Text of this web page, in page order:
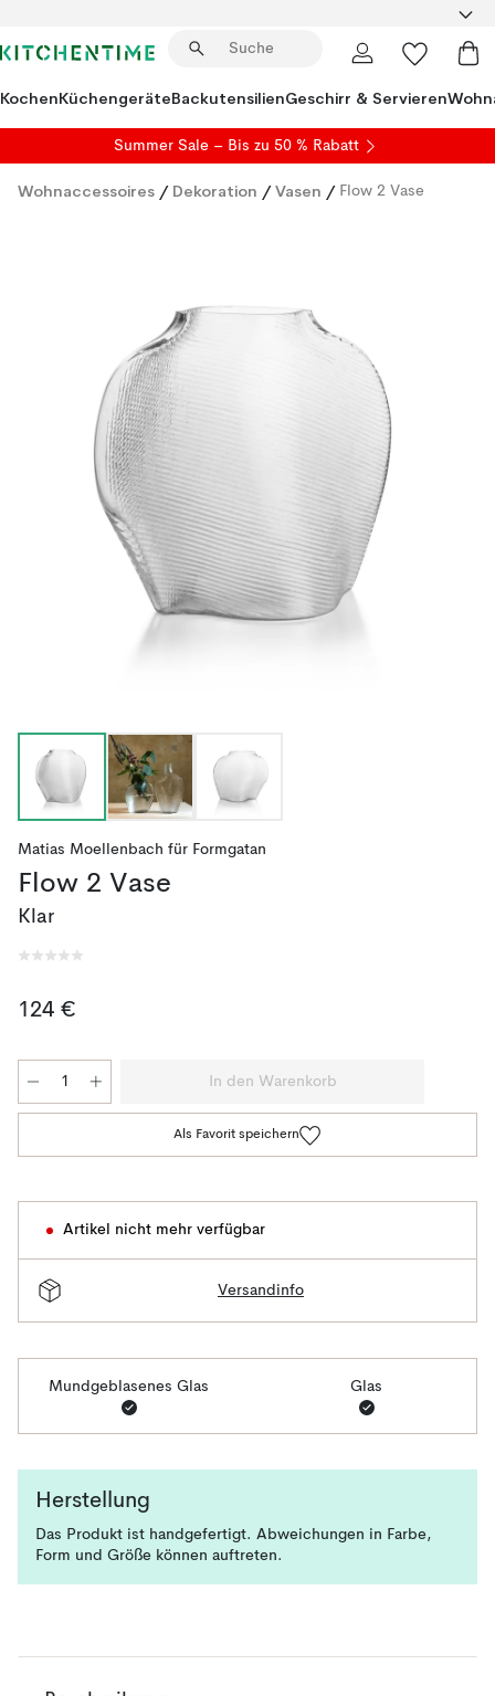
KochenKüchengeräteBackutensilienGeschirr & Servieren
Summer Sale – Bis zu 50 % Rabatt
Wohnaccessoires / Dekoration / Vasen / Flow 2 Vase
Matias Moellenbach für Formgatan
Flow 2 Vase
Klar
124 €
In den Warenkorb
Als Favorit speichern
Artikel nicht mehr verfügbar
Versandinfo
Mundgeblasenes Glas Glas
Herstellung
Das Produkt ist handgefertigt. Abweichungen in Farbe,
Form und Größe können auftreten.